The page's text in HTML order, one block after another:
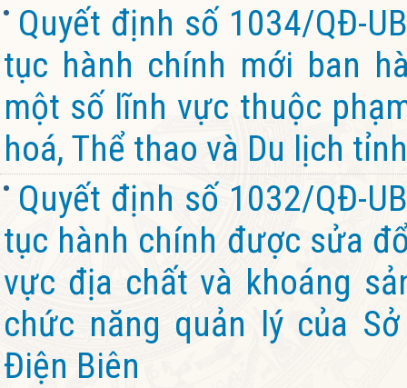
Quyết định số 1034/QĐ-
tục hành chính mới ban
một số lĩnh vực thuộc
hoá, Thể thao và Du lịch
Quyết định số 1032/QĐ-
tục hành chính được sửa
vực địa chất và khoáng
chức năng quản lý của
Điện Biên